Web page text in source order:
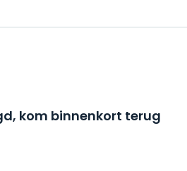
kom binnenkort terug